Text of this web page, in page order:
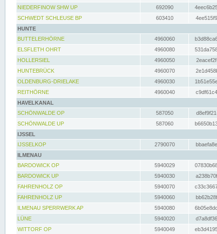
NIEDERFINOW SHW UP
692090
SCHWEDT SCHLEUSE BP
603410
HUNTE
BUTTELERHÖRNE
4960060
ELSFLETH OHRT
4960080
HOLLERSIEL
4960050
HUNTEBRÜCK
4960070
OLDENBURG-DRIELAKE
4960030
REITHÖRNE
4960040
HAVELKANAL
SCHÖNWALDE OP
587050
SCHÖNWALDE UP
587060
IJSSEL
IJSSELKOP
2790070
ILMENAU
BARDOWICK OP
5940029
BARDOWICK UP
5940030
FAHRENHOLZ OP
5940070
FAHRENHOLZ UP
5940060
ILMENAU SPERRWERK AP
5940080
LÜNE
5940020
WITTORF OP
5940049